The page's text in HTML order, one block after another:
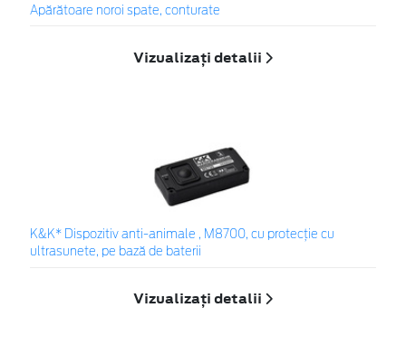
Apărătoare noroi spate, conturate
Vizualizați detalii
K&K* Dispozitiv anti-animale , M8700, cu protecție cu
ultrasunete, pe bază de baterii
Vizualizați detalii